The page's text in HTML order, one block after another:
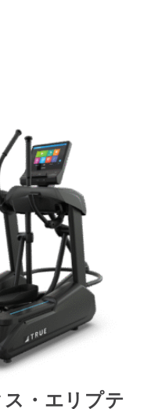
・エリプテ